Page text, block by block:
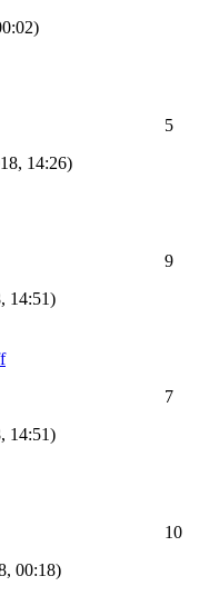
14:26)
5
14:51)
9
14:51)
7
00:18)
10